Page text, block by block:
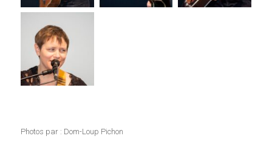
Photos par : Dom-Loup Pichon